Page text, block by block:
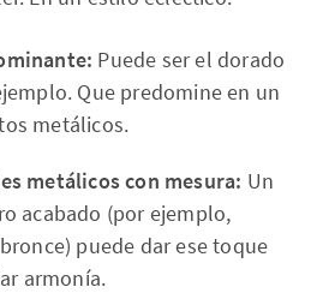
Puede ser el dorado
Que predomine en un
metálicos.
metálicos con mesura: Un
acabado (por ejemplo,
puede dar ese toque
armonía.